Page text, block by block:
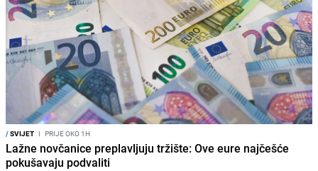
/SVIJET I PRIJE OKO 1H
Lažne novčanice preplavljuju tržište: Ove eure najčešće
pokušavaju podvaliti